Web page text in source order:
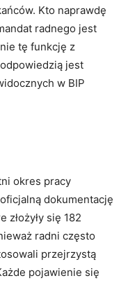
Kto naprawdę
radnego jest
tę funkcję z
jest
w BIP
okres pracy
dokumentację
złożyły się 182
radni często
przejrzystą
pojawienie się